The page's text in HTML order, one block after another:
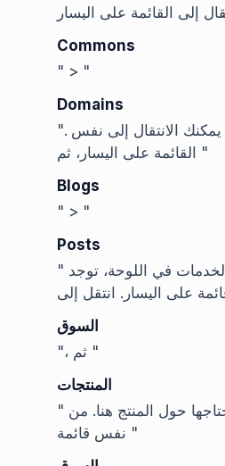
Commons
" > "
Domains
". ثم أدخل معلومات نطاقك ببساطة في خيار "إنشاء نطاق جديد". بعد إنشاء نطاق، يمكنك الانتقال إلى نفس
القائمة على اليسار، ثم "
Blogs
" > "
Posts
" وإنشاء مدونة جديدة. سيتم إدراج النطاق الذي أدخلته في النظام هنا. # المنتجات والخدمات في اللوحة، توجد
السوق
"، ثم "
المنتجات
" وستجد جميع المنتجات/الخدمات مُدرجة هنا. يمكنك أيضًا العثور على المعلومات التي تحتاجها حول المنتج هنا. من
نفس قائمة "